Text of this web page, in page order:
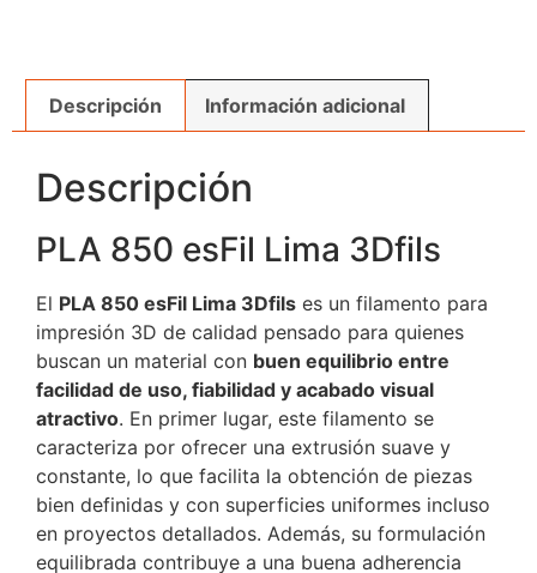
Descripción Información adicional
Descripción
PLA 850 esFil Lima 3Dfils
El PLA 850 esFil Lima 3Dfils es un filamento para
impresión 3D de calidad pensado para quienes
buscan un material con buen equilibrio entre
facilidad de uso, fiabilidad y acabado visual
atractivo. En primer lugar, este filamento se
caracteriza por ofrecer una extrusión suave y
constante, lo que facilita la obtención de piezas
bien definidas y con superficies uniformes incluso
en proyectos detallados. Además, su formulación
equilibrada contribuye a una buena adherencia